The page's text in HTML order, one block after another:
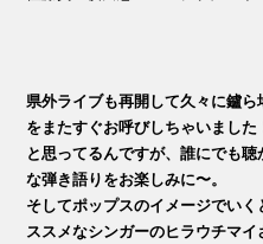
県外ライブも再開して久々に鑪
をまたすぐお呼びしちゃいまし
と思ってるんですが、誰にでも
な弾き語りをお楽しみに〜。
そしてポップスのイメージでい
ススメなシンガーのヒラウチマ